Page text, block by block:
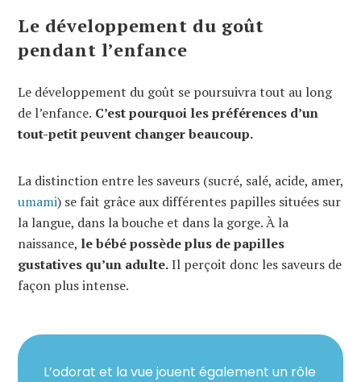
Le développement du goût
pendant l’enfance
Le développement du goût se poursuivra tout au long
de l’enfance. C’est pourquoi les préférences d’un
tout-petit peuvent changer beaucoup.
La distinction entre les saveurs (sucré, salé, acide, amer,
umami) se fait grâce aux différentes papilles situées sur
la langue, dans la bouche et dans la gorge. À la
naissance, le bébé possède plus de papilles
gustatives qu’un adulte.Il perçoit donc les saveurs de
façon plus intense.
L’odorat et la vue jouent également un rôle